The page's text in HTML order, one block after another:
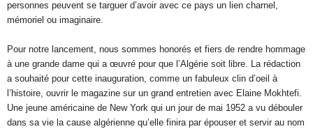
personnes peuvent se targuer d’avoir avec ce pays un lien charnel,
mémoriel ou imaginaire.
Pour notre lancement, nous sommes honorés et fiers de rendre hommage
à une grande dame qui a œuvré pour que l’Algérie soit libre. La rédaction
a souhaité pour cette inauguration, comme un fabuleux clin d’oeil à
l’histoire, ouvrir le magazine sur un grand entretien avec Elaine Mokhtefi.
Une jeune américaine de New York qui un jour de mai 1952 a vu débouler
dans sa vie la cause algérienne qu’elle finira par épouser et servir au nom